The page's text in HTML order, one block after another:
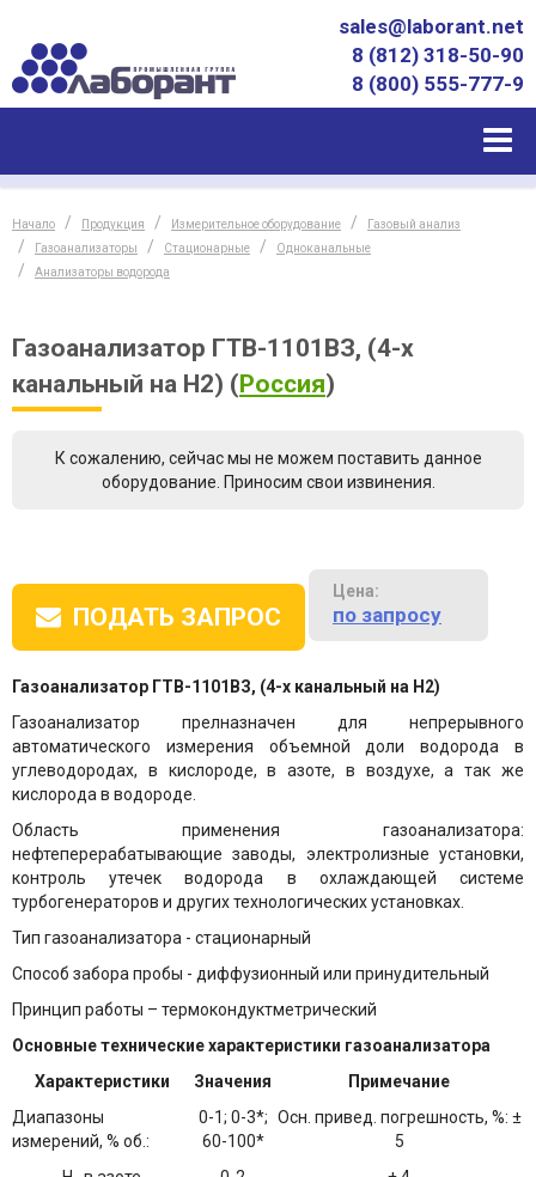
sales@laborant.net
8 (812) 318-50-90
8 (800) 555-777-9
Начало Продукция Измерительное оборудование
Газовый анализ
Газоанализаторы
Стационарные
Одноканальные
Анализаторы водорода
Газоанализатор ГТВ-1101ВЗ, (4-х
канальный на Н2) (Россия)
К сожалению, сейчас мы не можем поставить данное
оборудование. Приносим свои извинения.
ПОДАТЬ ЗАПРОС
Цена:
по запросу
Газоанализатор ГТВ-1101ВЗ, (4-х канальный на Н2)
Газоанализатор прелназначен для непрерывного
автоматического измерения объемной доли водорода в
углеводородах, в кислороде, в азоте, в воздухе, а так же
кислорода в водороде.
Область применения газоанализатора:
нефтеперерабатывающие заводы, электролизные установки,
контроль утечек водорода в охлаждающей системе
турбогенераторов и других технологических установках.
Тип газоанализатора - стационарный
Способ забора пробы - диффузионный или принудительный
Принцип работы – термокондуктметрический
Основные технические характеристики газоанализатора
Характеристики
Значения
Примечание
Диапазоны
измерений, % об.:
0-1; 0-3*;
60-100*
Осн. привед. погрешность, %: ±
5